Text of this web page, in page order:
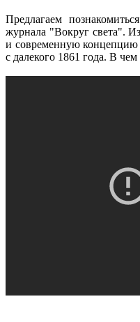
Предлагаем
журнала "Вокруг света".
и современную концепцию
с далекого 1861 года. В